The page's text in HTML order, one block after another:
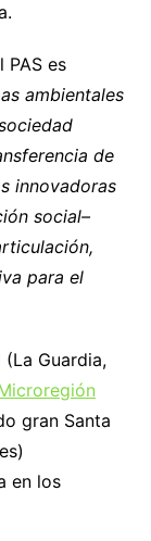
PAS es
ambientales
de
innovadoras
social–
para el
Guardia,
gran Santa
en los